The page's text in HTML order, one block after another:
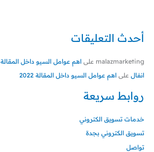
أحدث التعليقات
malazmarketing على اهم عوامل السيو داخل المقالة 2022
انفال على اهم عوامل السيو داخل المقالة 2022
روابط سريعة
خدمات تسويق الكتروني
تسويق الكتروني بجدة
تواصل